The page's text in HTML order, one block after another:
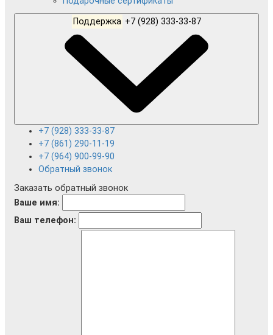
Поддержка
+7 (928) 333-33-87
+7 (861) 290-11-19
+7 (964) 900-99-90
Обратный звонок
Заказать обратный звонок
Ваше имя:
Ваш телефон: